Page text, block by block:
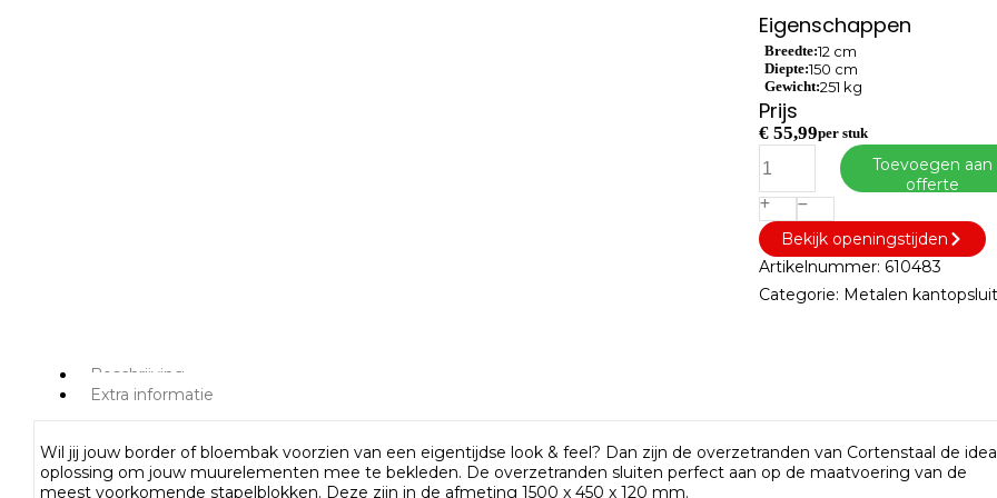
Eigenschappen
Breedte:12 cm
Diepte:150 cm
Gewicht:251 kg
Prijs
€ 55,99per stuk
Toevoegen aan
offerte
Bekijk openingstijden
Artikelnummer: 610483
Categorie: Metalen
Beschrijving
Extra informatie
Wil jij jouw border of bloembak voorzien van een eigentijdse look & feel? Dan zijn de overzetranden van Cortenstaal de
oplossing om jouw muurelementen mee te bekleden. De overzetranden sluiten perfect aan op de maatvoering van de
meest voorkomende stapelblokken. Deze zijn in de afmeting 1500 x 450 x 120 mm.